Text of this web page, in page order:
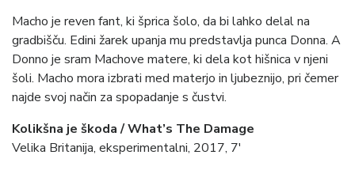
Macho je reven fant, ki šprica šolo, da bi lahko delal na
gradbišču. Edini žarek upanja mu predstavlja punca Donna. A
Donno je sram Machove matere, ki dela kot hišnica v njeni
šoli. Macho mora izbrati med materjo in ljubeznijo, pri čemer
najde svoj način za spopadanje s čustvi.
Kolikšna je škoda / What’s The Damage
Velika Britanija, eksperimentalni, 2017, 7′